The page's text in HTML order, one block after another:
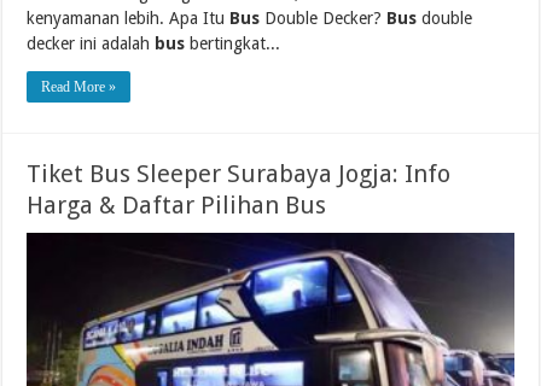
kenyamanan lebih. Apa Itu Bus Double Decker? Bus double
decker ini adalah bus bertingkat...
Read More »
Tiket Bus Sleeper Surabaya Jogja: Info
Harga & Daftar Pilihan Bus